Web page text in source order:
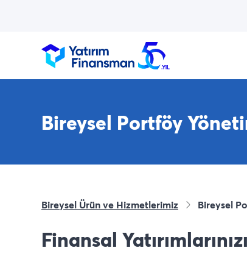
Bireysel Portföy
Bireysel Ürün ve Hizmetlerimiz Bireysel
Finansal